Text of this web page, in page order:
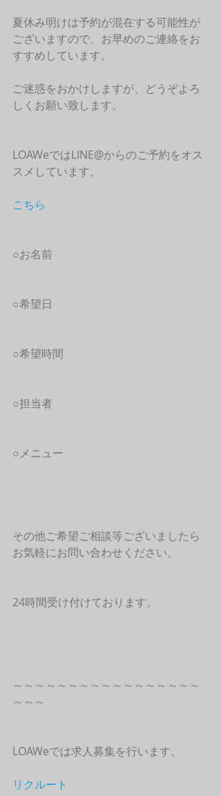
夏休み明けは予約が混在する可能性が
ございますので、お早めのご連絡をお
すすめしています。
ご迷惑をおかけしますが、どうぞよろ
しくお願い致します。
LOAWeではLINE@からのご予約をオス
スメしています。
こちら
○お名前
○希望日
○希望時間
○担当者
○メニュー
その他ご希望ご相談等ございましたら
お気軽にお問い合わせください。
24時間受け付けております。
～～～～～～～～～～～～～～～～～
～～～
LOAWeでは求人募集を行います。
リクルート